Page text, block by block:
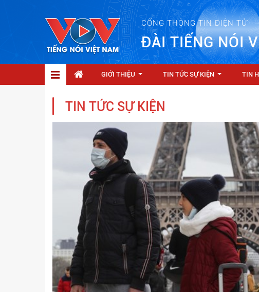
CỔNG THÔNG TIN ĐIỆN TỬ
ĐÀI TIẾNG NÓI
GIỚI THIỆU TIN TỨC SỰ KIỆN TIN
TIN TỨC SỰ KIỆN